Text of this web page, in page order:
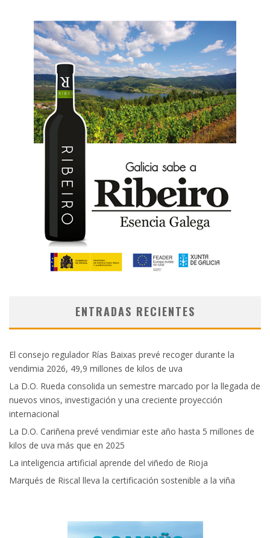
ENTRADAS RECIENTES
El consejo regulador Rías Baixas prevé recoger durante la
vendimia 2026, 49,9 millones de kilos de uva
La D.O. Rueda consolida un semestre marcado por la llegada de
nuevos vinos, investigación y una creciente proyección
internacional
La D.O. Cariñena prevé vendimiar este año hasta 5 millones de
kilos de uva más que en 2025
La inteligencia artificial aprende del viñedo de Rioja
Marqués de Riscal lleva la certificación sostenible a la viña